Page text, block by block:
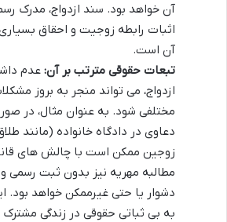
آن خواهد بود. سند ازدواج، مدرک
اثبات رابطه زوجیت و احقاق
آن است.
تبعات حقوقی مترتب بر آن: عدم
ازدواج، می تواند منجر به بروز
مختلفی شود. به عنوان مثال، در
دعاوی در دادگاه خانواده (مانند
زوجین ممکن است با چالش های
مطالبه مهریه نیز بدون ثبت رسمی و
دشوار یا حتی غیرممکن خواهد بود.
به بی ثباتی حقوقی در زندگی مشترک